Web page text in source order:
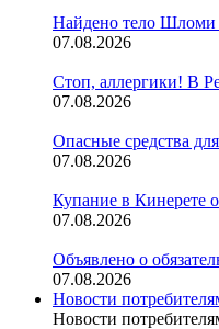
Найдено тело Шломи
07.08.2026
Стоп, аллергики! В
07.08.2026
Опасные средства
07.08.2026
Купание в Кинерете
07.08.2026
Объявлено о
07.08.2026
Новости
Новости